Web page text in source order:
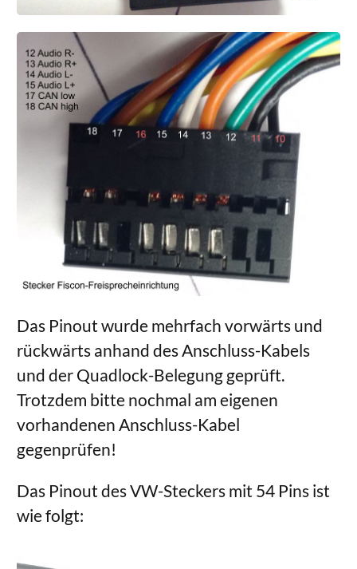
Das Pinout wurde mehrfach vorwärts und
rückwärts anhand des Anschluss-Kabels
und der Quadlock-Belegung geprüft.
Trotzdem bitte nochmal am eigenen
vorhandenen Anschluss-Kabel
gegenprüfen!
Das Pinout des VW-Steckers mit 54 Pins ist
wie folgt: